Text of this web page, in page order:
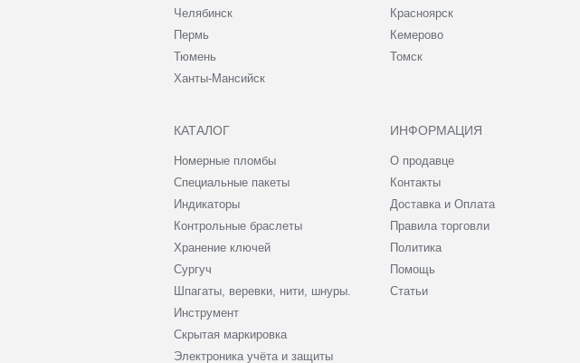
Челябинск
Пермь
Тюмень
Ханты-Мансийск
Красноярск
Кемерово
Томск
КАТАЛОГ
Номерные пломбы
Специальные пакеты
Индикаторы
Контрольные браслеты
Хранение ключей
Сургуч
Шпагаты, веревки, нити, шнуры.
Инструмент
Скрытая маркировка
Электроника учёта и защиты
ИНФОРМАЦИЯ
О продавце
Контакты
Доставка и Оплата
Правила торговли
Политика
Помощь
Статьи